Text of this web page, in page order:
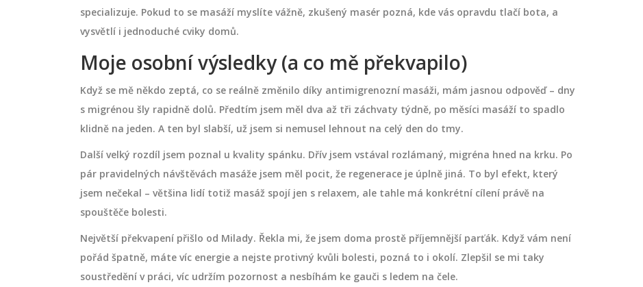
specializuje. Pokud to se masáží myslíte vážně, zkušený masér pozná, kde vás opravdu tlačí bota, a
vysvětlí i jednoduché cviky domů.
Moje osobní výsledky (a co mě překvapilo)
Když se mě někdo zeptá, co se reálně změnilo díky antimigrenozní masáži, mám jasnou odpověď – dny
s migrénou šly rapidně dolů. Předtím jsem měl dva až tři záchvaty týdně, po měsíci masáží to spadlo
klidně na jeden. A ten byl slabší, už jsem si nemusel lehnout na celý den do tmy.
Další velký rozdíl jsem poznal u kvality spánku. Dřív jsem vstával rozlámaný, migréna hned na krku. Po
pár pravidelných návštěvách masáže jsem měl pocit, že regenerace je úplně jiná. To byl efekt, který
jsem nečekal – většina lidí totiž masáž spojí jen s relaxem, ale tahle má konkrétní cílení právě na
spouštěče bolesti.
Největší překvapení přišlo od Milady. Řekla mi, že jsem doma prostě příjemnější parťák. Když vám není
pořád špatně, máte víc energie a nejste protivný kvůli bolesti, pozná to i okolí. Zlepšil se mi taky
soustředění v práci, víc udržím pozornost a nesbíhám ke gauči s ledem na čele.